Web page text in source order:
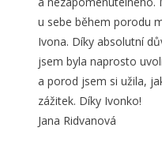
u sebe během porodu
Ivona. Díky absolutní
jsem byla naprosto
a porod jsem si užila,
zážitek. Díky Ivonko!
Jana Ridvanová